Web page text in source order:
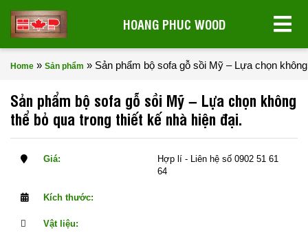
HOANG PHUC WOOD
Home » Sản phẩm » Sản phẩm bộ sofa gỗ sồi Mỹ – Lựa chọn
Sản phẩm bộ sofa gỗ sồi Mỹ – Lựa chọn không
thể bỏ qua trong thiết kế nhà hiện đại.
Giá:
Hợp lí - Liên hệ số 0902 51 61
64
Kích thước:
Vật liệu: